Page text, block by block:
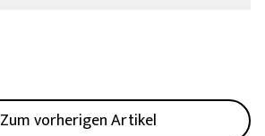
Zum vorherigen Artikel